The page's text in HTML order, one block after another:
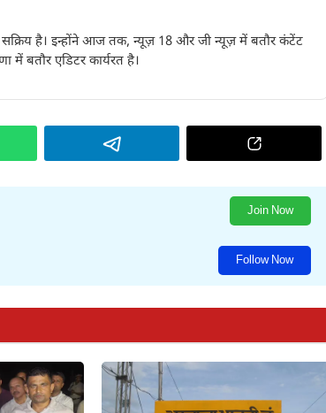
से सक्रिय है। इन्होंने आज तक, न्यूज़ 18 और जी न्यूज़ में बतौर कंटेंट
में बतौर एडिटर कार्यरत है।
Join Now
Follow Now